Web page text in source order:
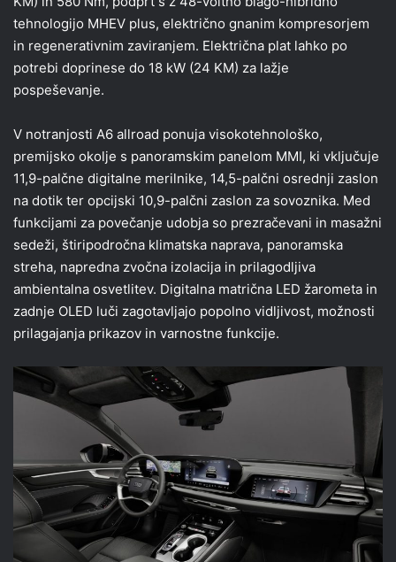
tehnologijo MHEV plus, električno gnanim kompresorjem
in regenerativnim zaviranjem. Električna plat lahko po
potrebi doprinese do 18 kW (24 KM) za lažje
pospeševanje.
V notranjosti A6 allroad ponuja visokotehnološko,
premijsko okolje s panoramskim panelom MMI, ki vključuje
11,9-palčne digitalne merilnike, 14,5-palčni osrednji zaslon
na dotik ter opcijski 10,9-palčni zaslon za sovoznika. Med
funkcijami za povečanje udobja so prezračevani in masažni
sedeži, štiripodročna klimatska naprava, panoramska
streha, napredna zvočna izolacija in prilagodljiva
ambientalna osvetlitev. Digitalna matrična LED žarometa in
zadnje OLED luči zagotavljajo popolno vidljivost, možnosti
prilagajanja prikazov in varnostne funkcije.